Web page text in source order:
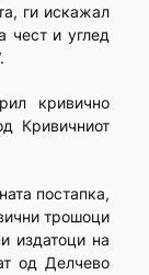
ги искажал
чест и углед
кривично
Кривичниот
постапка,
трошоци
издатоци на
од Делчево